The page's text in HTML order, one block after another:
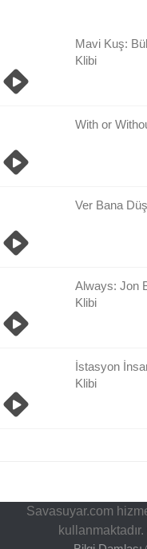
Mavi Kuş:
Klibi
With or
Ver Bana
Always: Jon
Klibi
İstasyon
Klibi
Savasuyar.com
kullanmaktadır.